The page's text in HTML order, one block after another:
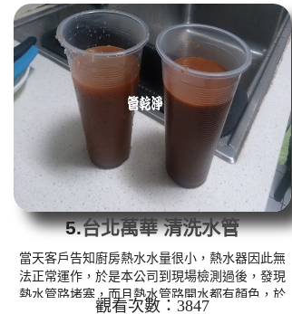
跳， 水管清洗 約二小時，終於讓水管水量出水正
常。 清洗水管 水管清洗 洗水管 熱水管堵塞 熱水
忽冷忽熱 ...
5.台北萬華 清洗水管
當天客戶告知廚房熱水水量很小，熱水器因此無
法正常運作，於是本公司到現場檢測過後，發現
熱水管路堵塞，而且熱水管路開水都有顏色，於
觀看次數：3847